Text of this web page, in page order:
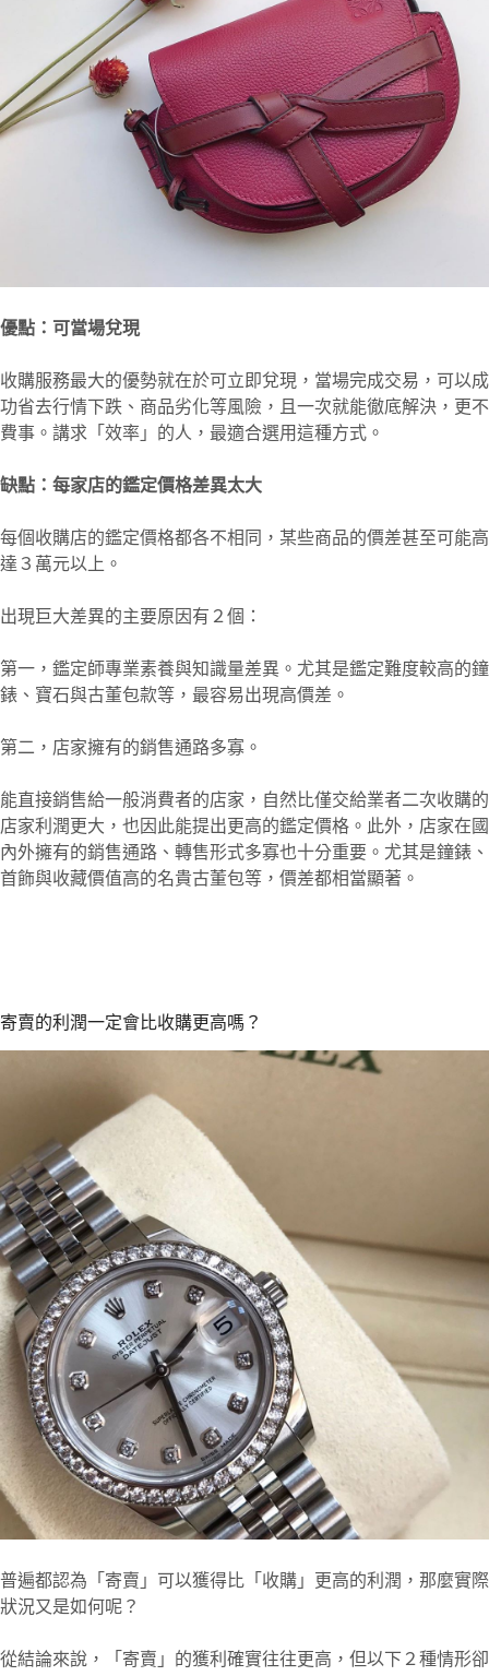
優點：可當場兌現
收購服務最大的優勢就在於可立即兌現，當場完成交易，可以成
功省去行情下跌、商品劣化等風險，且一次就能徹底解決，更不
費事。講求「效率」的人，最適合選用這種方式。
缺點：每家店的鑑定價格差異太大
每個收購店的鑑定價格都各不相同，某些商品的價差甚至可能高
達３萬元以上。
出現巨大差異的主要原因有２個：
第一，鑑定師專業素養與知識量差異。尤其是鑑定難度較高的鐘
錶、寶石與古董包款等，最容易出現高價差。
第二，店家擁有的銷售通路多寡。
能直接銷售給一般消費者的店家，自然比僅交給業者二次收購的
店家利潤更大，也因此能提出更高的鑑定價格。此外，店家在國
內外擁有的銷售通路、轉售形式多寡也十分重要。尤其是鐘錶、
首飾與收藏價值高的名貴古董包等，價差都相當顯著。
寄賣的利潤一定會比收購更高嗎？
普遍都認為「寄賣」可以獲得比「收購」更高的利潤，那麼實際
狀況又是如何呢？
從結論來說，「寄賣」的獲利確實往往更高，但以下２種情形卻